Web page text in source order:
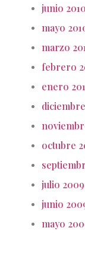
junio 2010
mayo
marzo
febrero
enero
octubre
julio 2009
junio
mayo